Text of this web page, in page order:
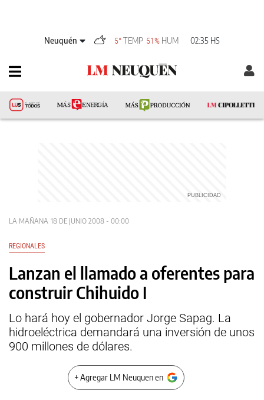
Neuquén 5°TEMP 51% HUM 02:35 HS
LA MAÑANA 18 DE JUNIO 2008 - 00:00
REGIONALES
Lanzan el llamado a oferentes para
construir Chihuido I
Lo hará hoy el gobernador Jorge Sapag. La
hidroeléctrica demandará una inversión de unos
900 millones de dólares.
+ Agregar LM Neuquen en